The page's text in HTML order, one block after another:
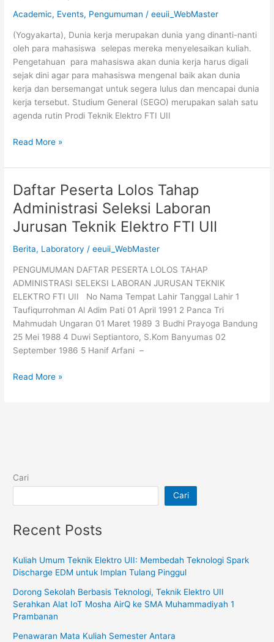
Academic, Events, Pengumuman /eeuii_WebMaster
(Yogyakarta), Dunia kerja merupakan dunia yang dinanti-nanti
oleh para mahasiswa selepas mereka menyelesaikan kuliah.
Pengetahuan para mahasiswa akan dunia kerja harus digali
sejak dini agar para mahasiswa mengenal baik akan dunia
kerja dan bersemangat untuk segera lulus dan mencapai dunia
kerja tersebut. Studium General (SEGO) merupakan salah satu
agenda rutin Prodi Teknik Elektro FTI UII
Read More »
Daftar Peserta Lolos Tahap
Administrasi Seleksi Laboran
Jurusan Teknik Elektro FTI UII
Berita, Laboratory /eeuii_WebMaster
PENGUMUMAN DAFTAR PESERTA LOLOS TAHAP
ADMINISTRASI SELEKSI LABORAN JURUSAN TEKNIK
ELEKTRO FTI UII No Nama Tempat Lahir Tanggal Lahir 1
Taufiqurrohman Al Adim Pati 01 April 1991 2 Panca Tri
Mahmudah Ungaran 01 Maret 1989 3 Budhi Prayoga Bandung
25 Mei 1988 4 Duwi Septiantoro, S.Kom Banyumas 02
September 1986 5 Hanif Arfani –
Daftar
Peserta
Lolos
Tahap
Seleksi
Laboran
Jurusan
Teknik
Elektro
FTI
UII
Read More »
Cari
Cari
Recent Posts
Kuliah Umum Teknik Elektro UII: Membedah Teknologi Spark
Discharge EDM untuk Implan Tulang Pinggul
Dorong Sekolah Berbasis Teknologi, Teknik Elektro UII
Serahkan Alat IoT Mosha AirQ ke SMA Muhammadiyah 1
Prambanan
Penawaran Mata Kuliah Semester Antara